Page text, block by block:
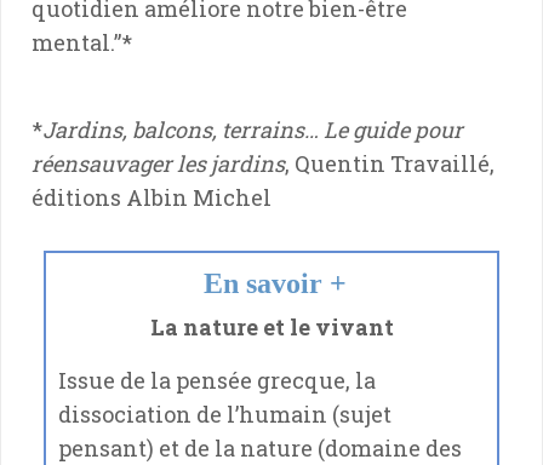
quotidien améliore notre bien-être
mental.”*
*Jardins, balcons, terrains… Le guide pour
réensauvager les jardins, Quentin Travaillé,
éditions Albin Michel
En savoir +
La nature et le vivant
Issue de la pensée grecque, la
dissociation de l’humain (sujet
pensant) et de la nature (domaine des